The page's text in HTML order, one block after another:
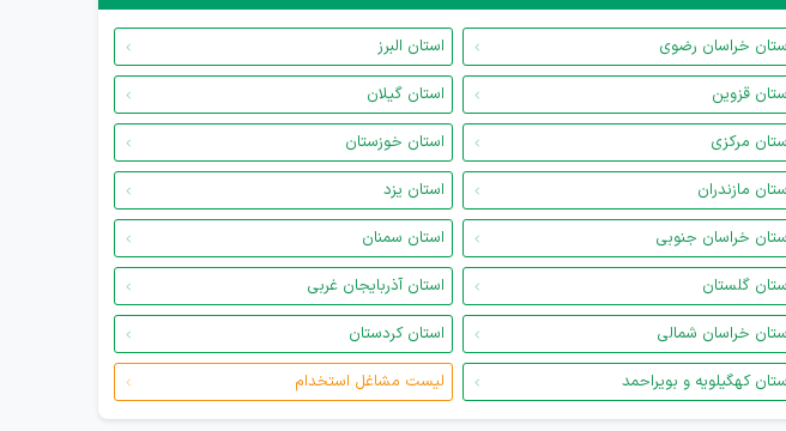
خراسان رضوی
استان البرز
قزوین
استان گیلان
مرکزی
استان خوزستان
مازندران
استان یزد
خراسان جنوبی
استان سمنان
گلستان
استان آذربایجان غربی
خراسان شمالی
استان کردستان
کهگیلویه و بویراحمد لیست مشاغل استخدام